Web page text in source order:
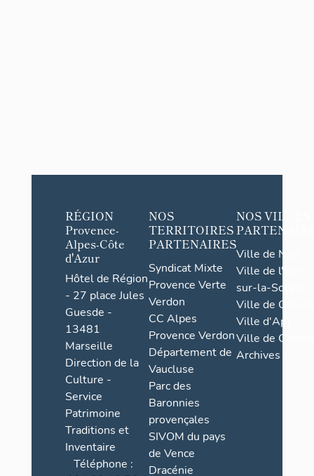
RÉGION
Provence-
Alpes-Côte
d'Azur
Hôtel de Région
- 27 place Jules
Guesde -
13481
Marseille
Direction de la
Culture -
Service
Patrimoine
Traditions et
Inventaire
Téléphone :
NOS
TERRITOIRES
PARTENAIRES
Syndicat Mixte
Provence Verte
Verdon
CC Alpes
Provence Verdon
Département de
Vaucluse
Parc des
Baronnies
provençales
SIVOM du pays
de Vence
Dracénie
NOS VILLES
Ville de Nice
Ville de l'Isle-
sur-la-Sorgue
Ville de Grasse
Ville d'Apt
Ville de
Archives